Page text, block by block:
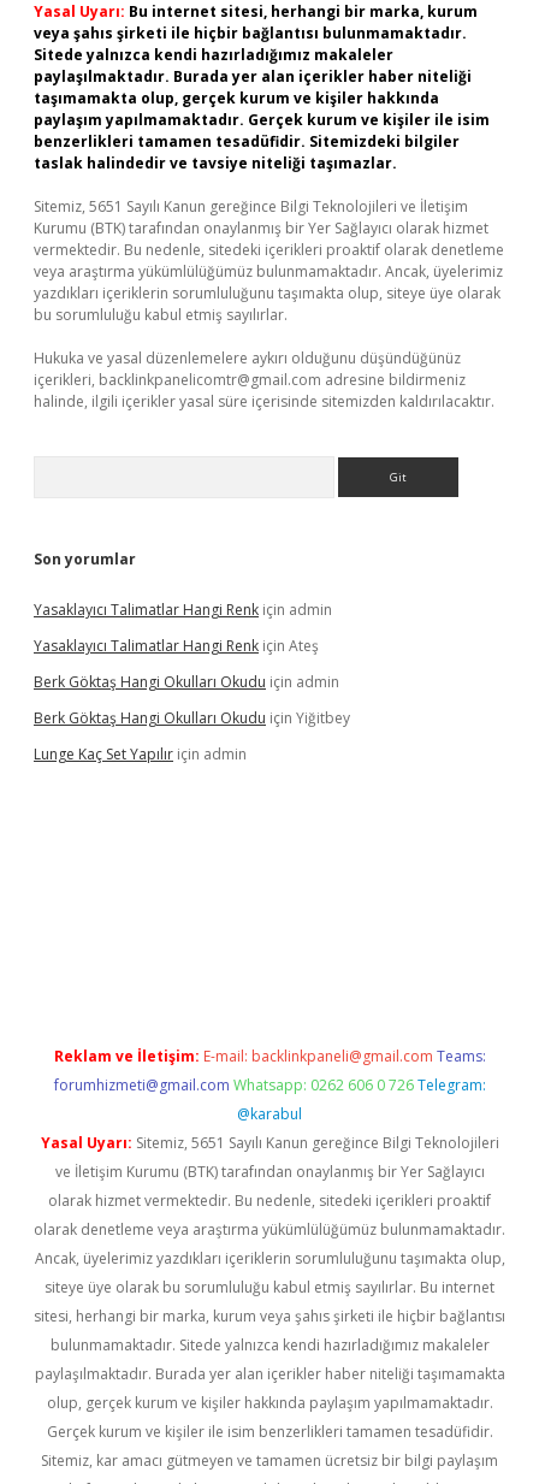
Yasal Uyarı: Bu internet sitesi, herhangi bir marka, kurum
veya şahıs şirketi ile hiçbir bağlantısı bulunmamaktadır.
Sitede yalnızca kendi hazırladığımız makaleler
paylaşılmaktadır. Burada yer alan içerikler haber niteliği
taşımamakta olup, gerçek kurum ve kişiler hakkında
paylaşım yapılmamaktadır. Gerçek kurum ve kişiler ile isim
benzerlikleri tamamen tesadüfidir. Sitemizdeki bilgiler
taslak halindedir ve tavsiye niteliği taşımazlar.
Sitemiz, 5651 Sayılı Kanun gereğince Bilgi Teknolojileri ve İletişim
Kurumu (BTK) tarafından onaylanmış bir Yer Sağlayıcı olarak hizmet
vermektedir. Bu nedenle, sitedeki içerikleri proaktif olarak denetleme
veya araştırma yükümlülüğümüz bulunmamaktadır. Ancak, üyelerimiz
yazdıkları içeriklerin sorumluluğunu taşımakta olup, siteye üye olarak
bu sorumluluğu kabul etmiş sayılırlar.
Hukuka ve yasal düzenlemelere aykırı olduğunu düşündüğünüz
içerikleri, backlinkpanelicomtr@gmail.com adresine bildirmeniz
halinde, ilgili içerikler yasal süre içerisinde sitemizden kaldırılacaktır.
Son yorumlar
Yasaklayıcı Talimatlar Hangi Renk için admin
Yasaklayıcı Talimatlar Hangi Renk için Ateş
Berk Göktaş Hangi Okulları Okudu için admin
Berk Göktaş Hangi Okulları Okudu için Yiğitbey
Lunge Kaç Set Yapılır için admin
Reklam ve İletişim: E-mail: backlinkpaneli@gmail.com Teams:
forumhizmeti@gmail.com Whatsapp: 0262 606 0 726 Telegram:
@karabul
Yasal Uyarı: Sitemiz, 5651 Sayılı Kanun gereğince Bilgi Teknolojileri
ve İletişim Kurumu (BTK) tarafından onaylanmış bir Yer Sağlayıcı
olarak hizmet vermektedir. Bu nedenle, sitedeki içerikleri proaktif
olarak denetleme veya araştırma yükümlülüğümüz bulunmamaktadır.
Ancak, üyelerimiz yazdıkları içeriklerin sorumluluğunu taşımakta olup,
siteye üye olarak bu sorumluluğu kabul etmiş sayılırlar. Bu internet
sitesi, herhangi bir marka, kurum veya şahıs şirketi ile hiçbir bağlantısı
bulunmamaktadır. Sitede yalnızca kendi hazırladığımız makaleler
paylaşılmaktadır. Burada yer alan içerikler haber niteliği taşımamakta
olup, gerçek kurum ve kişiler hakkında paylaşım yapılmamaktadır.
Gerçek kurum ve kişiler ile isim benzerlikleri tamamen tesadüfidir.
Sitemiz, kar amacı gütmeyen ve tamamen ücretsiz bir bilgi paylaşım